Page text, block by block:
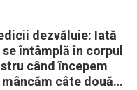
dezvăluie: Iată
se întâmplă în corpul
când începem
mâncăm câte două